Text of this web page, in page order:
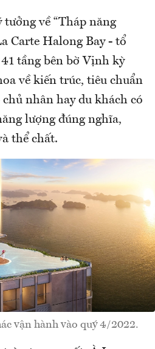
về “Tháp năng
Carte Halong Bay - tổ
tầng bên bờ Vịnh kỳ
về kiến trúc, tiêu chuẩn
nhân hay du khách có
lượng đúng nghĩa,
thể chất.
vận hành vào quý 4/2022.